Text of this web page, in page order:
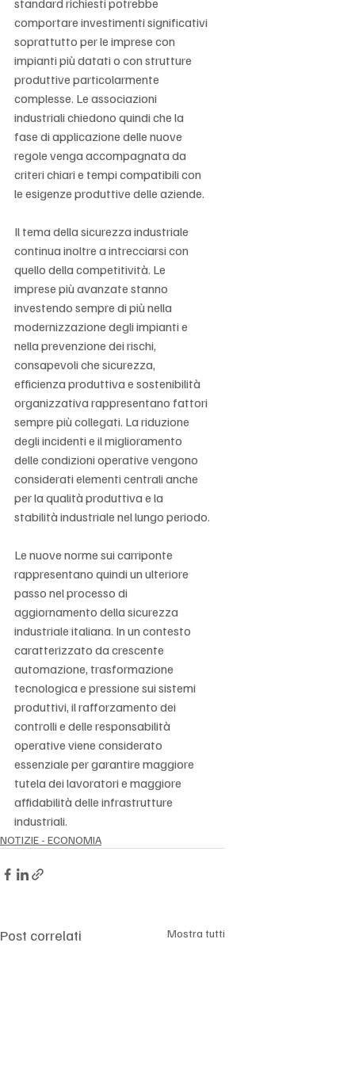
comportare investimenti significativi
soprattutto per le imprese con
impianti più datati o con strutture
produttive particolarmente
complesse. Le associazioni
industriali chiedono quindi che la
fase di applicazione delle nuove
regole venga accompagnata da
criteri chiari e tempi compatibili con
le esigenze produttive delle aziende.
Il tema della sicurezza industriale
continua inoltre a intrecciarsi con
quello della competitività. Le
imprese più avanzate stanno
investendo sempre di più nella
modernizzazione degli impianti e
nella prevenzione dei rischi,
consapevoli che sicurezza,
efficienza produttiva e sostenibilità
organizzativa rappresentano fattori
sempre più collegati. La riduzione
degli incidenti e il miglioramento
delle condizioni operative vengono
considerati elementi centrali anche
per la qualità produttiva e la
stabilità industriale nel lungo periodo.
Le nuove norme sui carriponte
rappresentano quindi un ulteriore
passo nel processo di
aggiornamento della sicurezza
industriale italiana. In un contesto
caratterizzato da crescente
automazione, trasformazione
tecnologica e pressione sui sistemi
produttivi, il rafforzamento dei
controlli e delle responsabilità
operative viene considerato
essenziale per garantire maggiore
tutela dei lavoratori e maggiore
affidabilità delle infrastrutture
industriali.
NOTIZIE - ECONOMIA
Post correlati Mostra tutti